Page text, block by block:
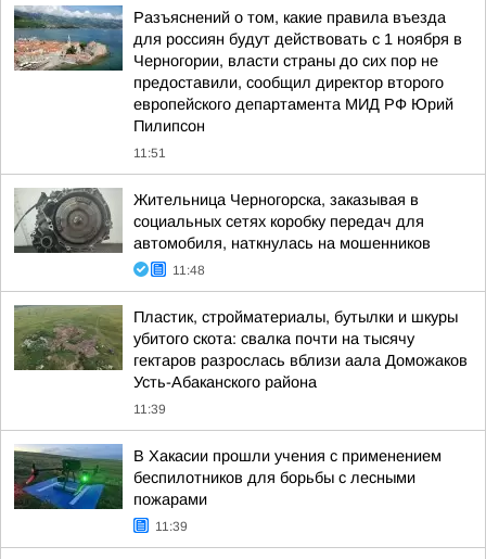
Разъяснений о том, какие правила въезда
для россиян будут действовать с 1 ноября в
Черногории, власти страны до сих пор не
предоставили, сообщил директор второго
европейского департамента МИД РФ Юрий
Пилипсон
11:51
Жительница Черногорска, заказывая в
социальных сетях коробку передач для
автомобиля, наткнулась на мошенников
11:48
Пластик, стройматериалы, бутылки и шкуры
убитого скота: свалка почти на тысячу
гектаров разрослась вблизи аала Доможаков
Усть-Абаканского района
11:39
В Хакасии прошли учения с применением
беспилотников для борьбы с лесными
пожарами
11:39